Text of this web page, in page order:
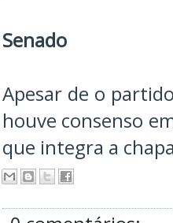
Senado
Apesar de o
houve consenso
que integra a